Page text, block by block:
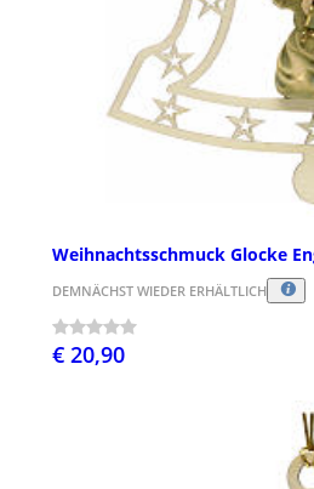
Weihnachtsschmuck Glocke
DEMNÄCHST WIEDER ERHÄLTLICH
€ 20,90